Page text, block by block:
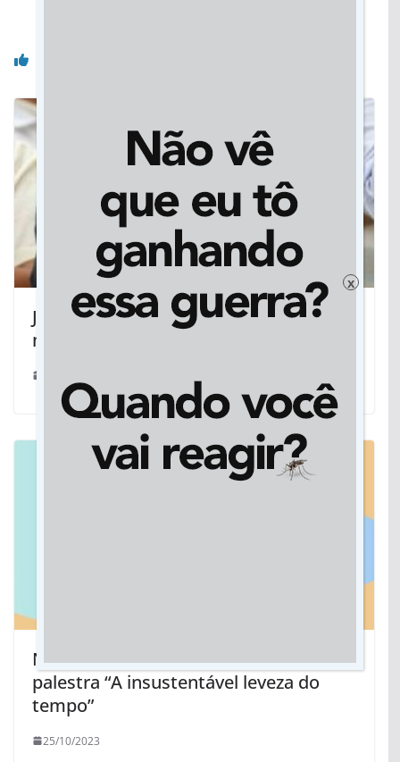
Jornalista e ex-senador, Antônio João
morre em Campo Grande
No caminho das Letras, Jardim recebe
palestra “A insustentável leveza do
tempo”
25/10/2023
x